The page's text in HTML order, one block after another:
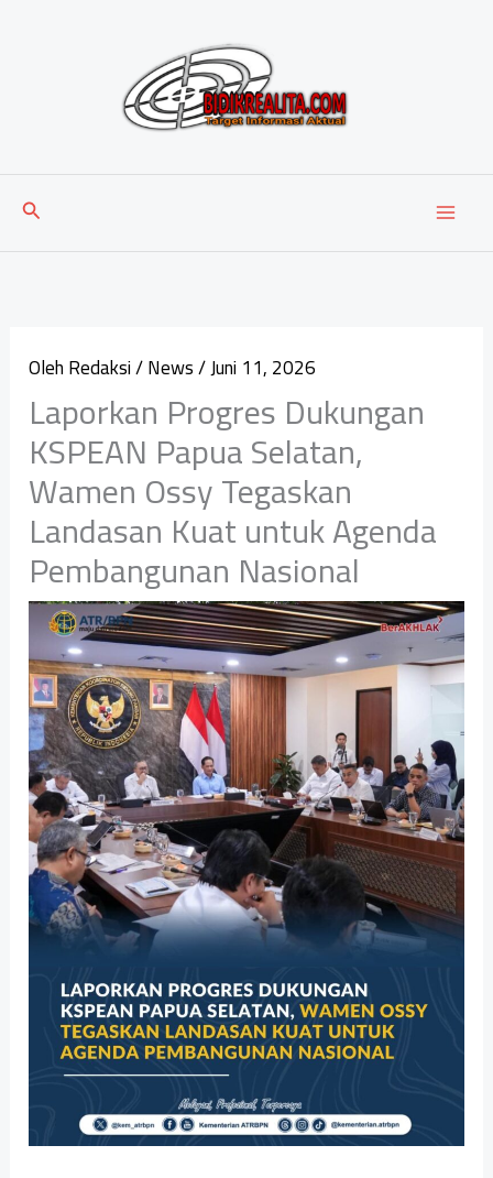
Cari
OlehRedaksi/News/Juni 11, 2026
Laporkan Progres Dukungan
KSPEAN Papua Selatan,
Wamen Ossy Tegaskan
Landasan Kuat untuk Agenda
Pembangunan Nasional